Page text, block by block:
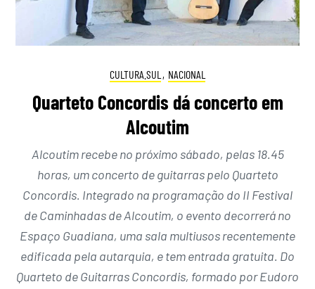
CULTURA.SUL , NACIONAL
Quarteto Concordis dá concerto em
Alcoutim
Alcoutim recebe no próximo sábado, pelas 18.45
horas, um concerto de guitarras pelo Quarteto
Concordis. Integrado na programação do II Festival
de Caminhadas de Alcoutim, o evento decorrerá no
Espaço Guadiana, uma sala multiusos recentemente
edificada pela autarquia, e tem entrada gratuita. Do
Quarteto de Guitarras Concordis, formado por Eudoro